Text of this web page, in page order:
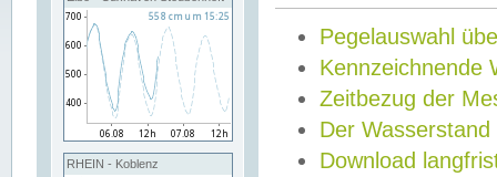
RHEIN - Koblenz
Pegelauswahl
Kennzeichnende
Zeitbezug der
Der Wasserstand
Download